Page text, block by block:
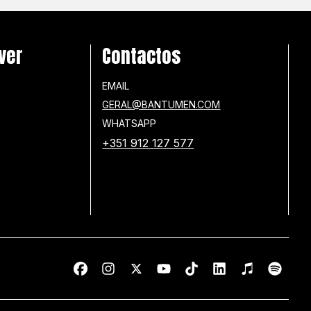
Contactos
EMAIL
GERAL@BANTUMEN.COM
WHATSAPP
+351 912 127 577